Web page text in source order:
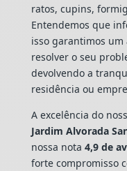
ratos, cupins,
Entendemos que
isso garantimos
resolver o seu
devolvendo a
residência ou
A excelência do
Jardim Alvorada
nossa nota 4,9 de
forte compromisso